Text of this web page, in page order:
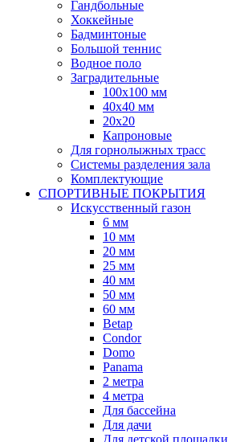
Гандбольные
Хоккейные
Бадминтоные
Большой теннис
Водное поло
Заградительные
100х100 мм
40х40 мм
20х20
Капроновые
Для горнолыжных трасс
Системы разделения зала
Комплектующие
СПОРТИВНЫЕ ПОКРЫТИЯ
Искусственный газон
6 мм
10 мм
20 мм
25 мм
40 мм
50 мм
60 мм
Betap
Condor
Domo
Panama
2 метра
4 метра
Для бассейна
Для дачи
Для детской площадки